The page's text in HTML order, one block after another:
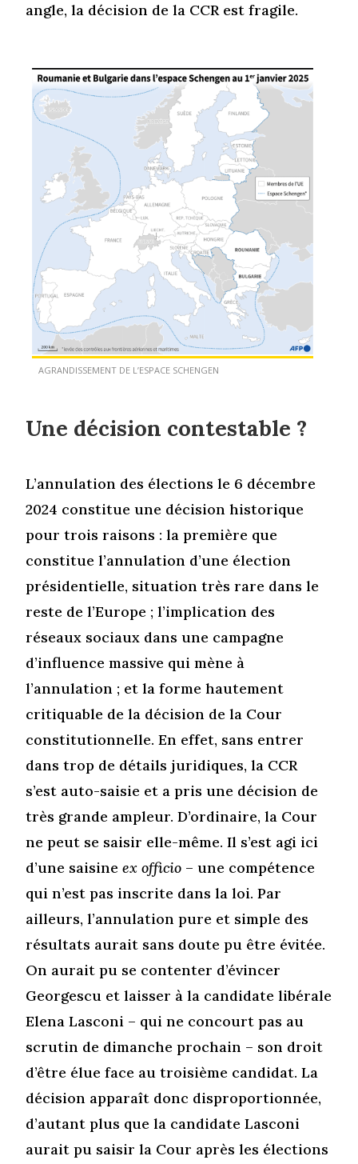
angle, la décision de la CCR est fragile.
AGRANDISSEMENT DE L’ESPACE SCHENGEN
Une décision contestable ?
L’annulation des élections le 6 décembre
2024 constitue une décision historique
pour trois raisons : la première que
constitue l’annulation d’une élection
présidentielle, situation très rare dans le
reste de l’Europe ; l’implication des
réseaux sociaux dans une campagne
d’influence massive qui mène à
l’annulation ; et la forme hautement
critiquable de la décision de la Cour
constitutionnelle. En effet, sans entrer
dans trop de détails juridiques, la CCR
s’est auto-saisie et a pris une décision de
très grande ampleur. D’ordinaire, la Cour
ne peut se saisir elle-même. Il s’est agi ici
d’une saisineex officio – une compétence
qui n’est pas inscrite dans la loi. Par
ailleurs, l’annulation pure et simple des
résultats aurait sans doute pu être évitée.
On aurait pu se contenter d’évincer
Georgescu et laisser à la candidate libérale
Elena Lasconi – qui ne concourt pas au
scrutin de dimanche prochain – son droit
d’être élue face au troisième candidat. La
décision apparaît donc disproportionnée,
d’autant plus que la candidate Lasconi
aurait pu saisir la Cour après les élections